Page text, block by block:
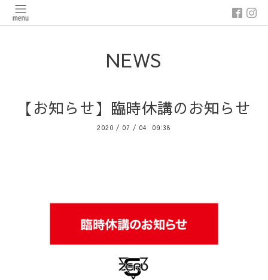
NEWS
【お知らせ】臨時休講のお知らせ
2020 / 07 / 04 09:38